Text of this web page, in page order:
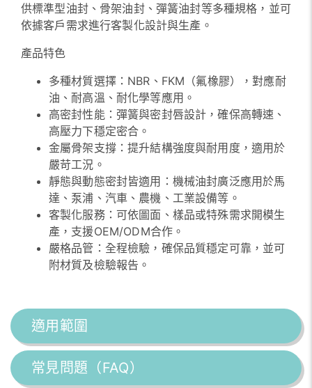
供標準型油封、骨架油封、彈簧油封等多種規格，並可
依據客戶需求進行客製化設計與生產。
產品特色
多種材質選擇：NBR、FKM（氟橡膠），對應耐
油、耐高溫、耐化學等應用。
高密封性能：彈簧與密封唇設計，確保高轉速、
高壓力下穩定密合。
金屬骨架支撐：提升結構強度與耐用度，適用於
嚴苛工況。
靜態與動態密封皆適用：機械油封廣泛應用於馬
達、泵浦、汽車、農機、工業設備等。
客製化服務：可依圖面、樣品或特殊需求開模生
產，支援OEM/ODM合作。
嚴格品管：全程檢驗，確保品質穩定可靠，並可
附材質及檢驗報告。
適用範圍
常見問題（FAQ）